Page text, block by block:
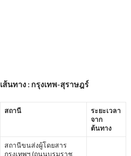
เส้นทาง : กรุงเทพ-สุราษฎร์
สถานี
ระยะเวลา
จาก
ต้นทาง
สถานีขนส่งผู้โดยสาร
กรุงเทพฯ (ถนนบรมราช